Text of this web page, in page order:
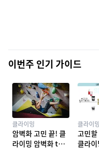
이번주 인기 가이드
클라이밍
암벽화 고민 끝! 클
라이밍 암벽화 top
클라이밍
고민
클라